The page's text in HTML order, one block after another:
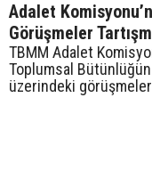
Adalet
Görüşmeler
TBMM Adalet
Toplumsal
üzerindeki görüşmeler